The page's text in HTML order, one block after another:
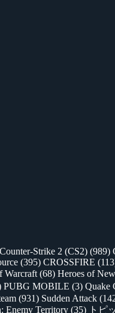
Counter-Strike 2 (CS2) (989)
(395) CROSSFIRE
Warcraft (68) Heroes of
PUBG MOBILE (3) Quake
(931) Sudden Attack
Enemy Territory (35) トピ